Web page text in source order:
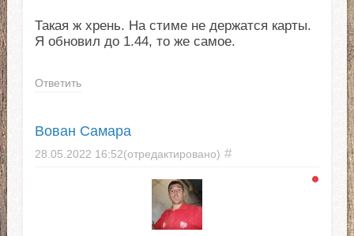
Такая ж хрень. На стиме не держатся карты.
Я обновил до 1.44, то же самое.
Ответить
Вован Самара
28.05.2022 16:52(отредактировано) #